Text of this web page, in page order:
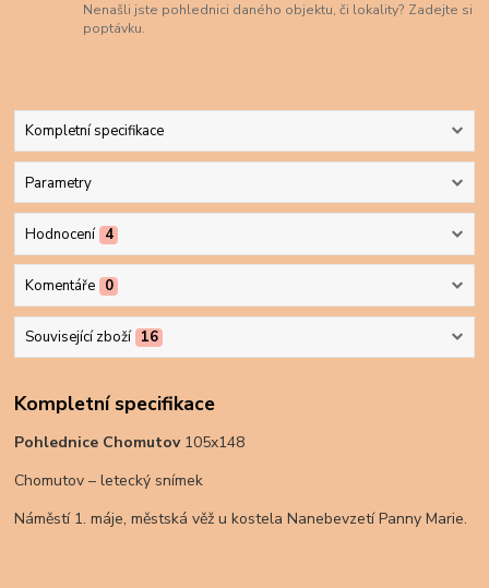
Nenašli jste pohlednici daného objektu, či lokality? Zadejte si
poptávku.
Kompletní specifikace
Parametry
Hodnocení 4
Komentáře 0
Související zboží 16
Kompletní specifikace
Pohlednice Chomutov 105x148
Chomutov – letecký snímek
Náměstí 1. máje, městská věž u kostela Nanebevzetí Panny Marie.